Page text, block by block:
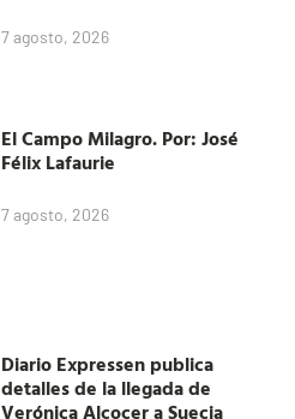
7 agosto, 2026
El Campo Milagro. Por: José
Félix Lafaurie
7 agosto, 2026
Diario Expressen publica
detalles de la llegada de
Verónica Alcocer a Suecia